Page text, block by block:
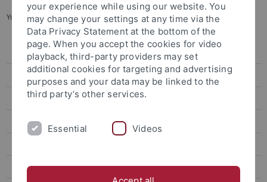
You are here: Startseite ... Mitglieder (alphabetisch)
Organisation
Mitglieder (nach Teilprojekten)
Mitglieder (alphabetisch)
Assoziierte Mitglieder
Forschungsprojekte
your experience while using our website. You
may change your settings at any time via the
Data Privacy Statement at the bottom of the
page. When you accept the cookies for video
playback, third-party providers may set
additional cookies for targeting and advertising
purposes and your data may be linked to the
third party’s other services.
Essential Videos